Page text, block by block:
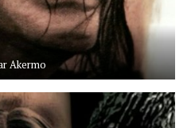
Akermo